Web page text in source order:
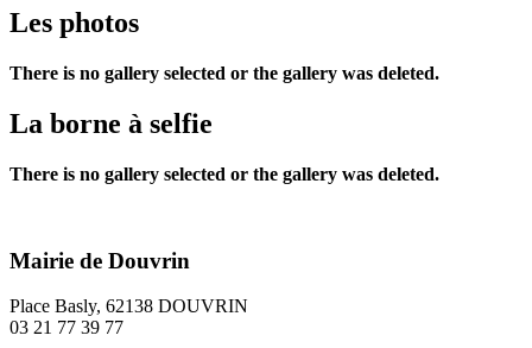
Les photos
There is no gallery selected or the gallery was deleted.
La borne à selfie
There is no gallery selected or the gallery was deleted.
Mairie de Douvrin
Place Basly, 62138 DOUVRIN
03 21 77 39 77